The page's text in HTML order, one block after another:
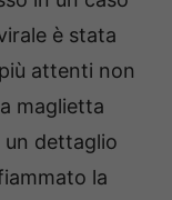
è stata
attenti non
maglietta
dettaglio
la